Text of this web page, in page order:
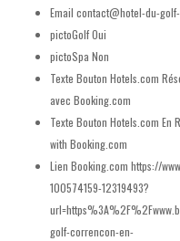
Email contact@hotel-du-
pictoGolfOui
pictoSpa Non
Texte Bouton Hotels.com
avec Booking.com
Texte Bouton Hotels.com En
with Booking.com
Lien Booking.com https://
100574159-12319493?
golf-correncon-en-